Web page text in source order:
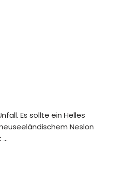
Es sollte ein Helles
Neslon
…